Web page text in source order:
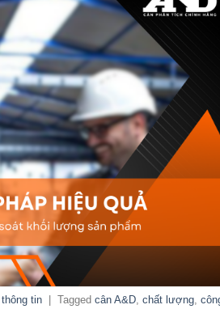
tin Tagged cân A&D, chất lượng,